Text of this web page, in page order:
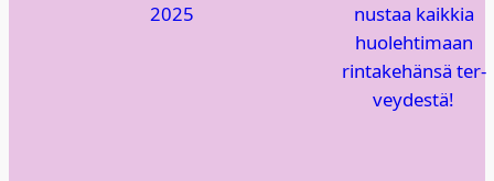
2025
nus­taa kaik­kia
huo­leh­ti­maan
rin­ta­ke­hän­sä ter­
vey­des­tä!